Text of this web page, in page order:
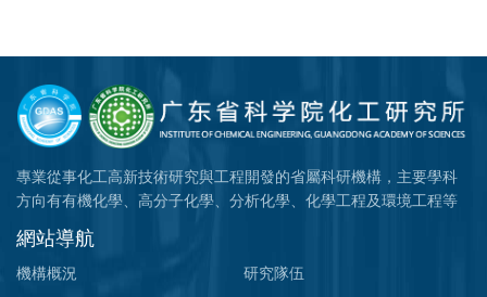
專業從事化工高新技術研究與工程開發的省屬科研機構，主要學科
方向有有機化學、高分子化學、分析化學、化學工程及環境工程等
網站導航
機構概況 研究隊伍